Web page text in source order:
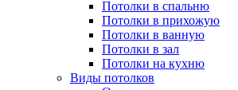
Потолки в спальню
Потолки в прихожую
Потолки в ванную
Потолки в зал
Потолки на кухню
Виды потолков